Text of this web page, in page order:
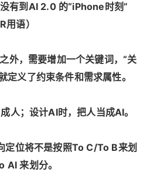
有到AI 2.0 的“iPhone时刻”
用语）
外，需要增加一个关键词，“关
义了约束条件和需求属性。
人；设计AI时，把人当成AI。
定位将不是按照To C/To B来划
AI 来划分。